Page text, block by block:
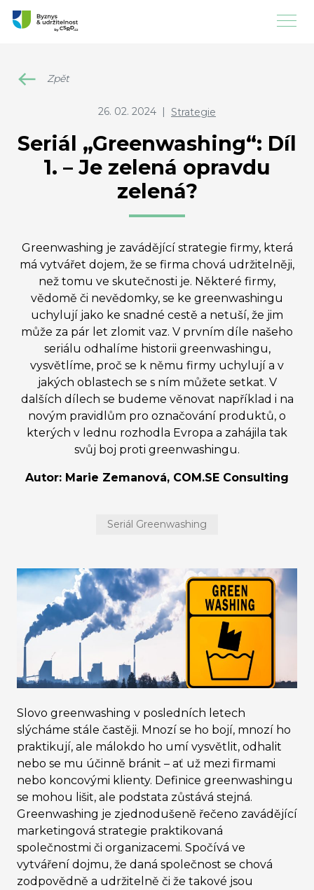
Zpět
26. 02. 2024 | Strategie
Seriál „Greenwashing“: Díl
1. – Je zelená opravdu
zelená?
Greenwashing je zavádějící strategie firmy, která
má vytvářet dojem, že se firma chová udržitelněji,
než tomu ve skutečnosti je. Některé firmy,
vědomě či nevědomky, se ke greenwashingu
uchylují jako ke snadné cestě a netuší, že jim
může za pár let zlomit vaz. V prvním díle našeho
seriálu odhalíme historii greenwashingu,
vysvětlíme, proč se k němu firmy uchylují a v
jakých oblastech se s ním můžete setkat. V
dalších dílech se budeme věnovat například i na
novým pravidlům pro označování produktů, o
kterých v lednu rozhodla Evropa a zahájila tak
svůj boj proti greenwashingu.
Autor: Marie Zemanová, COM.SE Consulting
Seriál Greenwashing
Slovo greenwashing v posledních letech
slýcháme stále častěji. Mnozí se ho bojí, mnozí ho
praktikují, ale málokdo ho umí vysvětlit, odhalit
nebo se mu účinně bránit – ať už mezi firmami
nebo koncovými klienty. Definice greenwashingu
se mohou lišit, ale podstata zůstává stejná.
Greenwashing je zjednodušeně řečeno zavádějící
marketingová strategie praktikovaná
společnostmi či organizacemi. Spočívá ve
vytváření dojmu, že daná společnost se chová
zodpovědně a udržitelně či že takové jsou